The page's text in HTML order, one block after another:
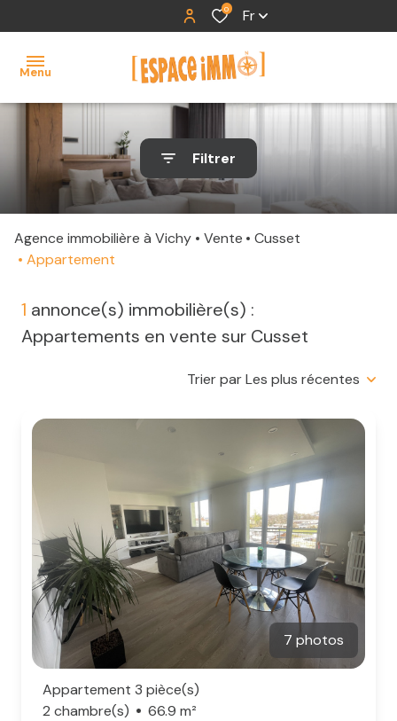
0 Fr
Menu
accueil
ventes
locations
contact
Filtrer
Agence immobilière à Vichy Vente
Cusset
Appartement
1 annonce(s) immobilière(s) :
Appartements en vente sur Cusset
Trier par Les plus récentes
7 photos
Appartement 3 pièce(s)
2 chambre(s)
66.9 m²